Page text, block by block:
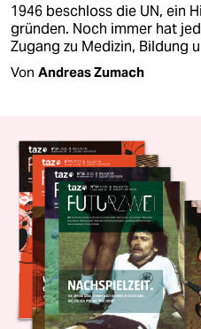
1946 beschloss die UN, ein
gründen. Noch immer hat
Zugang zu Medizin, Bildung
Von Andreas Zumach